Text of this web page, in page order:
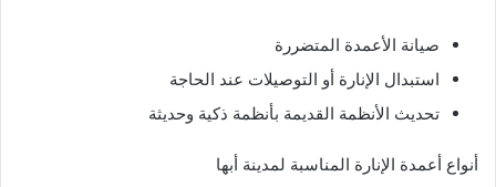
صيانة الأعمدة المتضررة
استبدال الإنارة أو التوصيلات عند الحاجة
تحديث الأنظمة القديمة بأنظمة ذكية وحديثة
أنواع أعمدة الإنارة المناسبة لمدينة أبها